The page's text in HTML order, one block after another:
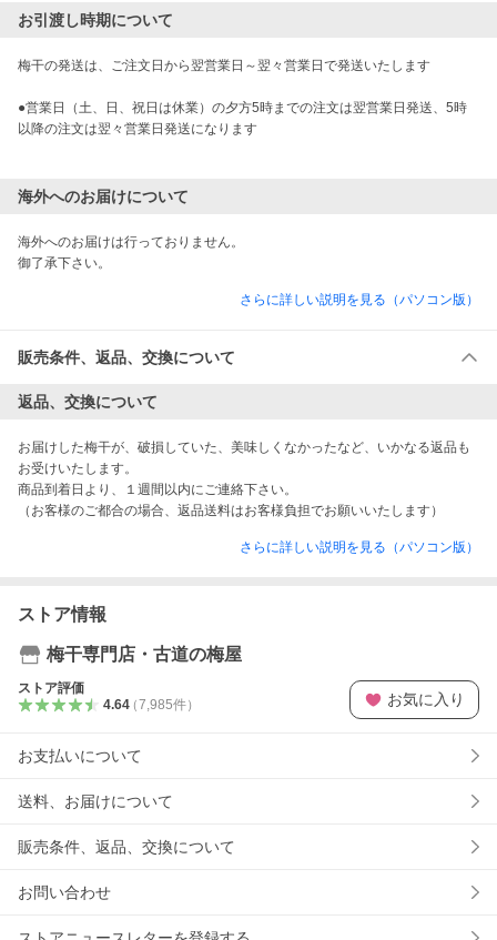
お引渡し時期について
梅干の発送は、ご注文日から翌営業日～翌々営業日で発送いたします
●営業日（土、日、祝日は休業）の夕方5時までの注文は翌営業日発送、5時
以降の注文は翌々営業日発送になります
海外へのお届けについて
海外へのお届けは行っておりません。
御了承下さい。
さらに詳しい説明を見る（パソコン版）
販売条件、返品、交換について
返品、交換について
お届けした梅干が、破損していた、美味しくなかったなど、いかなる返品も
お受けいたします。
商品到着日より、１週間以内にご連絡下さい。
（お客様のご都合の場合、返品送料はお客様負担でお願いいたします）
さらに詳しい説明を見る（パソコン版）
ストア情報
梅干専門店・古道の梅屋
ストア評価
4.64（7,985件） お気に入り
お支払いについて
送料、お届けについて
販売条件、返品、交換について
お問い合わせ